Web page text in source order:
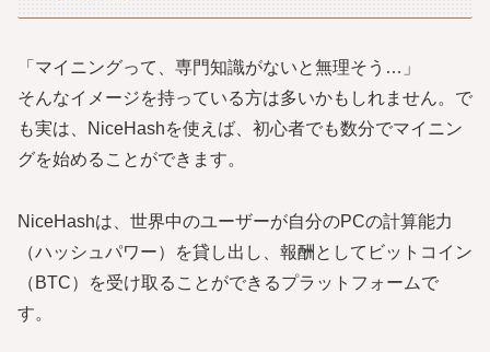
「マイニングって、専門知識がないと無理そう…」
そんなイメージを持っている方は多いかもしれません。で
も実は、NiceHashを使えば、初心者でも数分でマイニン
グを始めることができます。
NiceHashは、世界中のユーザーが自分のPCの計算能力
（ハッシュパワー）を貸し出し、報酬としてビットコイン
（BTC）を受け取ることができるプラットフォームで
す。